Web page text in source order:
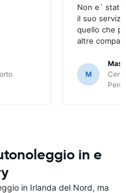
Non e` stato
il suo
quello che
altre
M
in e
in Irlanda del Nord, ma